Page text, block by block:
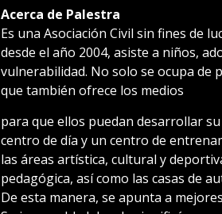
Acerca de Palestra
Es una Asociación Civil sin fines de
desde el año 2004, asiste a niños,
vulnerabilidad. No solo se ocupa de
que también ofrece los medios
para que ellos puedan desarrollar
centro de día y un centro de
las áreas artística, cultural y
pedagógica, así como las casas de
De esta manera, se apunta a